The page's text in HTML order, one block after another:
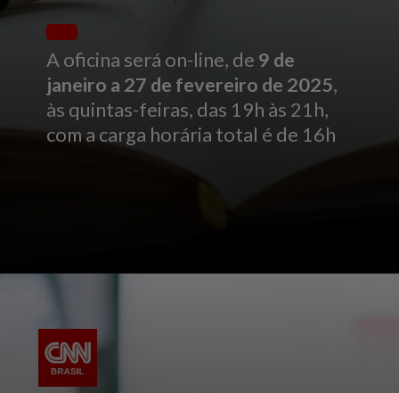
A oficina será on-line, de 9 de
janeiro a 27 de fevereiro de 2025,
às quintas-feiras, das 19h às 21h,
com a carga horária total é de 16h